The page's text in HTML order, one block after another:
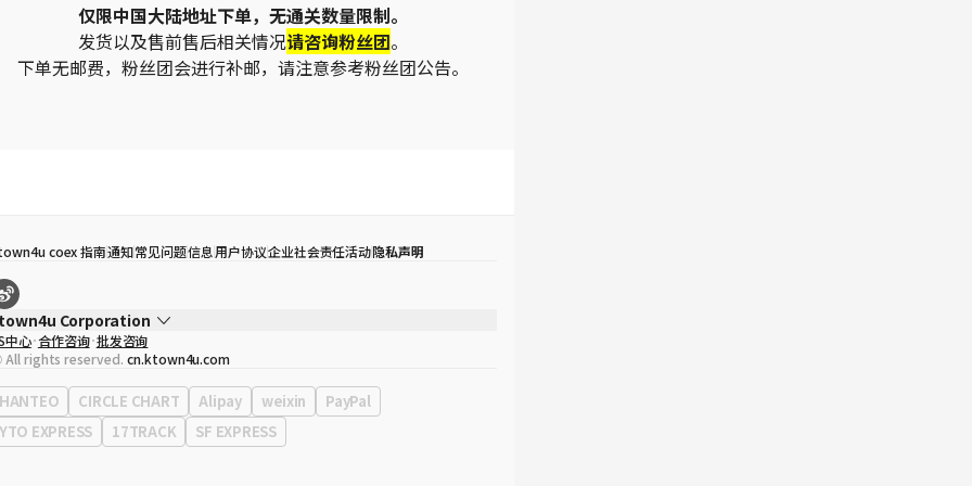
仅限中国大陆地址下单，无通关数量限制。
发货以及售前售后相关情况请咨询粉丝团。
下单无邮费，粉丝团会进行补邮，请注意参考粉丝团公告。
coex 指南通知常见问题信息用户协议企业社会责任活动隐私声明
Corporation
宋効珉
业执照 120-87-71116
地址 首尔特别市 江南区 岭东大路 513号 3楼 （三成洞， coex)
中心 合作咨询 批发咨询
rights reserved. cn.ktown4u.com
HANTEO CIRCLE CHART Alipay weixin
PayPal
YTO EXPRESS
17TRACK SF EXPRESS